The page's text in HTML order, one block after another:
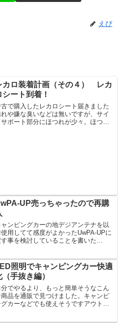
えび
カロ装着計画（その４） レカ
シート到着！
で購入したレカロシート届きました
や嫌な臭いなどは無いですが、サイ
サポート部分にほつれが少々。ほつれ
UP売っちゃったので再購
ャンピングカーの地デジアンテナを以
用してて感度がよかったUwPA-UPに
す事を検討していることを書いた
ナに変えた際、オークションで売却し
ゃった・・・・...
照明でキャンピングカー快適
（手抜き編）
分でやるより、もっと簡単そうなこん
商品を通販で見つけました。キャンピ
グカーなどでも使えそうですアウトド